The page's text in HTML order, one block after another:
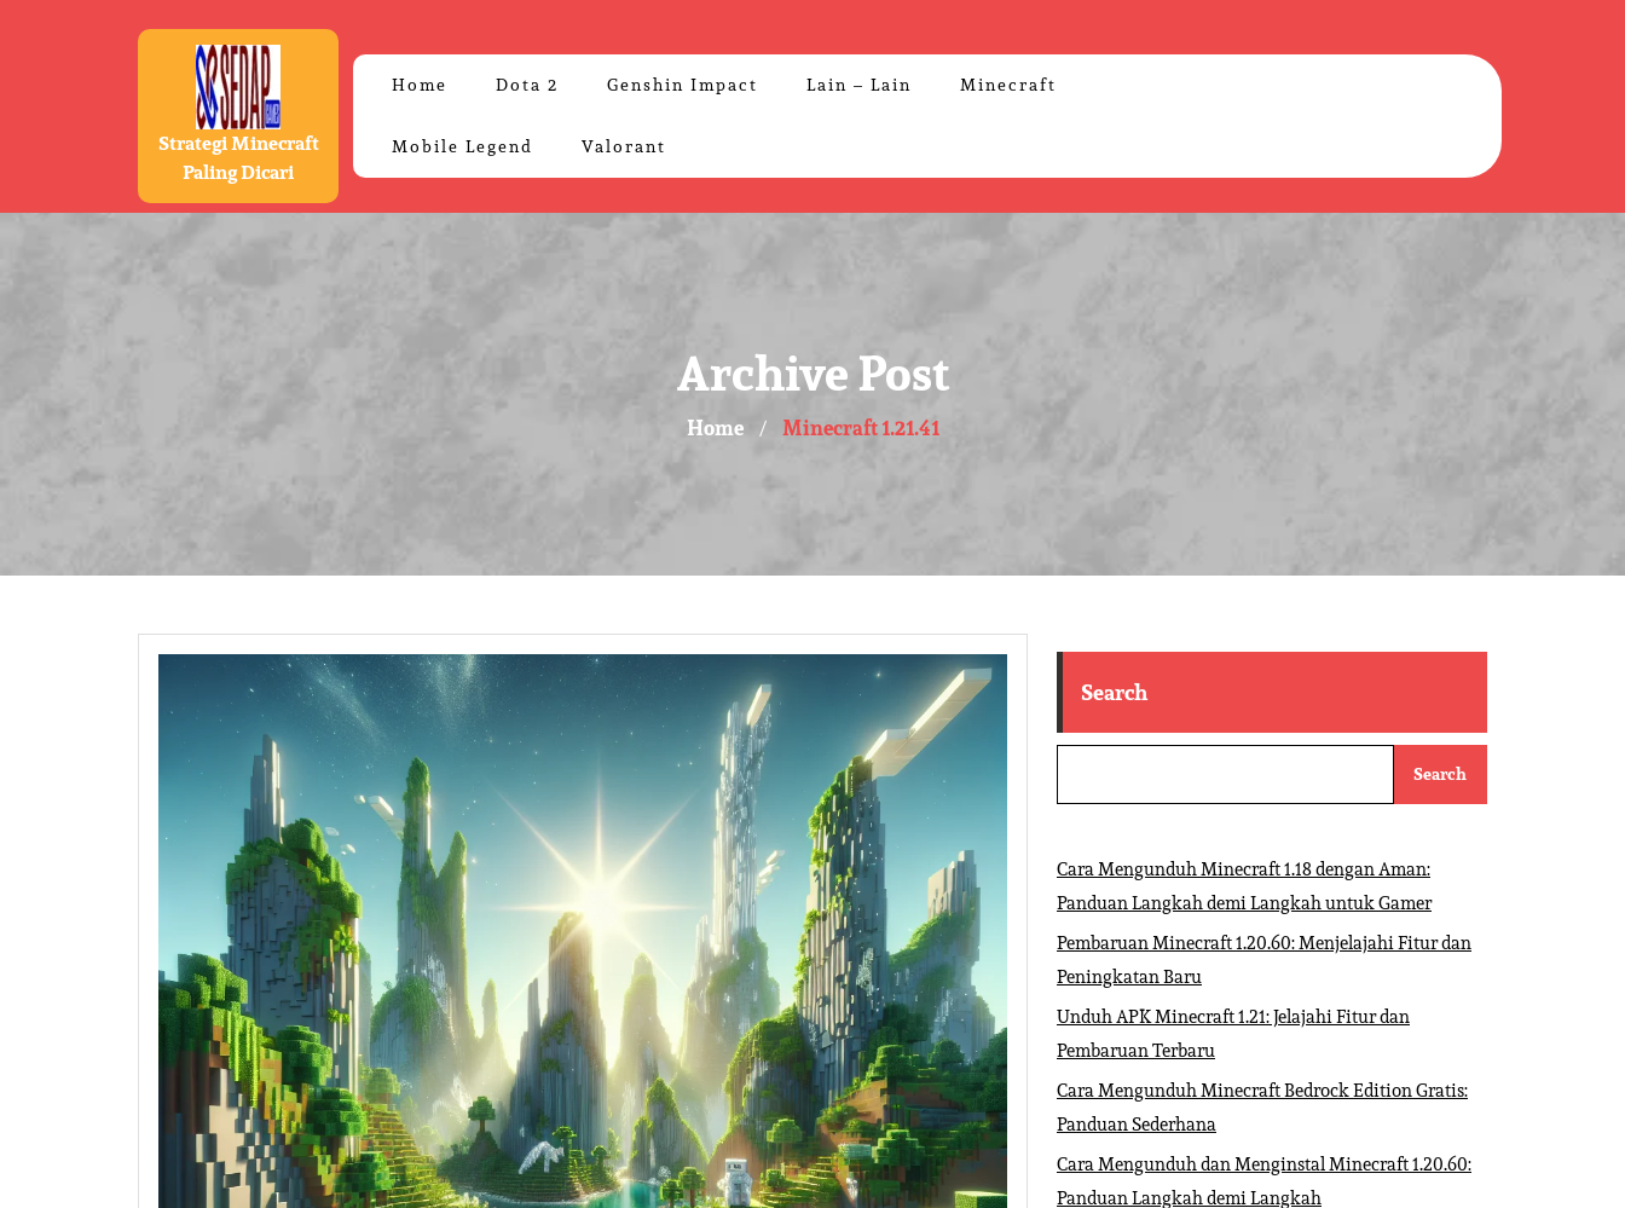
Strategi Minecraft
Paling Dicari
Home Dota 2 Genshin Impact Lain – Lain Minecraft
Mobile Legend Valorant
Archive Post
Home / Minecraft 1.21.41
Search
Search
Cara Mengunduh Minecraft 1.18 dengan Aman:
Panduan Langkah demi Langkah untuk Gamer
Pembaruan Minecraft 1.20.60: Menjelajahi Fitur dan
Peningkatan Baru
Unduh APK Minecraft 1.21: Jelajahi Fitur dan
Pembaruan Terbaru
Cara Mengunduh Minecraft Bedrock Edition Gratis:
Panduan Sederhana
Cara Mengunduh dan Menginstal Minecraft 1.20.60:
Panduan Langkah demi Langkah